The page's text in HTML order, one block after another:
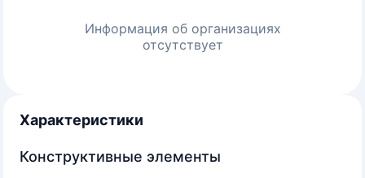
Информация об организациях
отсутствует
Характеристики
Конструктивные элементы